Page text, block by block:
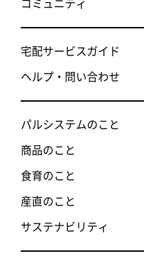
コミュニティ
宅配サービスガイド
ヘルプ・問い合わせ
パルシステムのこと
商品のこと
食育のこと
産直のこと
サステナビリティ